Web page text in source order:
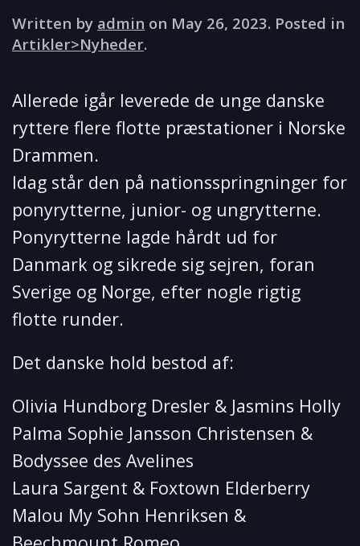
Written by admin on May 26, 2023. Posted in
Artikler>Nyheder.
Allerede igår leverede de unge danske
ryttere flere flotte præstationer i Norske
Drammen.
Idag står den på nationsspringninger for
ponyrytterne, junior- og ungrytterne.
Ponyrytterne lagde hårdt ud for
Danmark og sikrede sig sejren, foran
Sverige og Norge, efter nogle rigtig
flotte runder.
Det danske hold bestod af:
Olivia Hundborg Dresler & Jasmins Holly
Palma Sophie Jansson Christensen &
Bodyssee des Avelines
Laura Sargent & Foxtown Elderberry
Malou My Sohn Henriksen &